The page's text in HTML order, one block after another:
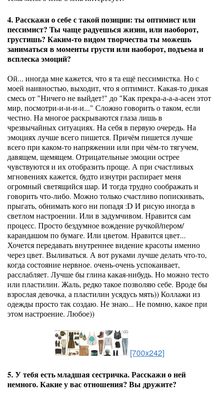
4. Расскажи о себе с такой позиции: ты оптимист или
пессимист? Ты чаще радуешься жизни, или наоборот,
грустишь? Каким-то видом творчества ты можешь
заниматься в моменты грусти или наоборот, подъема и
всплеска эмоций?
Ой... иногда мне кажется, что я та ещё пессимистка. Но с
моей наивностью, выходит, что я оптимист. Какая-то дикая
смесь от "Ничего не выйдет!" до "Как прекра-а-а-а-асен этот
мир, посмотри-и-и-и-и..." Сложно говорить о таком, если
честно. На многое раскрываются глаза лишь в
чрезвычайных ситуациях. На себя в первую очередь. На
эмоциях лучше всего пишется. Причём пишется лучше
всего при каком-то напряжении или при чём-то тягучем,
давящем, щемящем. Отрицательные эмоции острее
чувствуются и их отобразить проще. А при счастливых
мгновениях кажется, будто изнутри распирает меня
огромный светящийся шар. И тогда трудно соображать и
говорить что-либо. Можно только счастливо попискивать,
прыгать, обнимать кого ни попадя :D И рисую иногда в
светлом настроении. Или в задумчивом. Нравится сам
процесс. Просто бездумное вождение ручкой/пером/
карандашом по бумаге. Или цветом. Нравится цвет...
Хочется передавать внутреннее видение красоты именно
через цвет. Выливаться. А вот руками лучше делать что-то,
когда состояние нервное. очень-очень успокаивает,
расслабляет. Лучше бы глина какая-нибудь. Но можно тесто
или пластилин. Жаль, редко такое позволяю себе. Вроде бы
взрослая девочка, а пластилин усядусь мять)) Коллажи из
одежды просто так создаю. Не знаю... Не помню, какое при
этом настроение. Любое))
[700x242]
5. У тебя есть младшая сестричка. Расскажи о ней
немного. Какие у вас отношения? Вы дружите?